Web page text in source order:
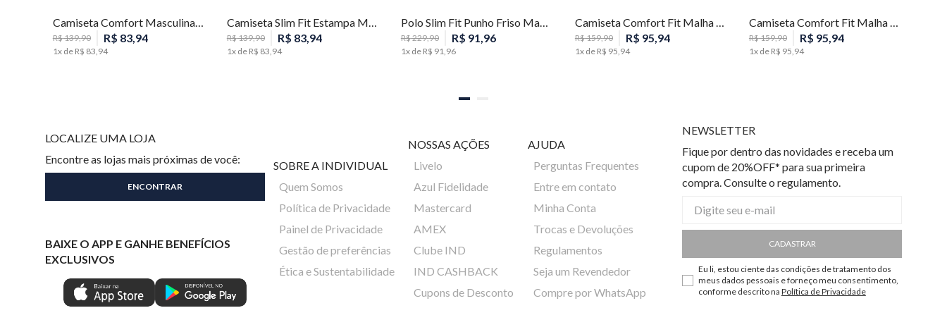
Camiseta Comfort Masculina Individual
R$139,90 R$ 83, 94
1x de R$ 83 94
R$139,90 R$ 83, 94
1x de R$ 83 94
Polo Slim Fit Punho Friso Masculina Individual
R$229,90 R$ 91 96
1x de R$ 91 96
R$159,90 R$ 95 94
1x de R$ 95 94
R$159,90 R$ 95 94
1x de R$ 95 94
LOCALIZE UMA LOJA
Encontre as lojas mais próximas de você:
BAIXE O APP E GANHE BENEFÍCIOS
EXCLUSIVOS
SOBRE A INDIVIDUAL
Quem Somos
Política de Privacidade
Painel de Privacidade
Gestão de preferências
Ética e Sustentabilidade
NOSSAS AÇÕES
Livelo
Azul Fidelidade
Mastercard
AMEX
Clube IND
IND CASHBACK
Cupons de Desconto
AJUDA
Perguntas Frequentes
Entre em contato
Minha Conta
Trocas e Devoluções
Regulamentos
Seja um Revendedor
Compre por WhatsApp
NEWSLETTER
Fique por dentro das novidades e receba um
cupom de 20%OFF* para sua primeira
compra. Consulte o regulamento.
CADASTRAR
Eu li, estou ciente das condições de tratamento dos
meus dados pessoais e forneço meu consentimento,
conforme descrito na Política de Privacidade